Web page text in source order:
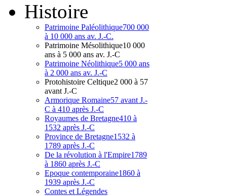
Histoire
Patrimoine Paléolithique700 000
à 10 000 ans av. J.-C.
Patrimoine Mésolithique10 000
ans à 5 000 ans av. J.-C
Patrimoine Néolithique5 000 ans
à 2 000 ans av. J.-C
Protohistoire Celtique2 000 à 57
avant J.-C
Armorique Romaine57 avant J.-
C à 410 après J.-C
Royaumes de Bretagne410 à
1532 après J.-C
Province de Bretagne1532 à
1789 après J.-C
De la révolution à l'Empire1789
à 1860 après J.-C
Epoque contemporaine1860 à
1939 après J.-C
Contes et Légendes